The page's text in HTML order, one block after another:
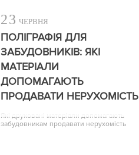
23 ЧЕРВНЯ
ПОЛІГРАФІЯ ДЛЯ
ЗАБУДОВНИКІВ: ЯКІ
МАТЕРІАЛИ
ДОПОМАГАЮТЬ
ПРОДАВАТИ НЕРУХОМІСТЬ
Які друковані матеріали допомагають
забудовникам продавати нерухомість